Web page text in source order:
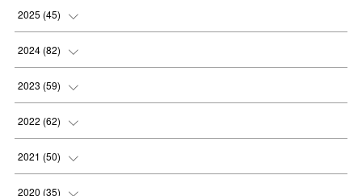
2025 (45)
(8
(8
(8
(8
2024 (82)
(9
(8
(8
(8
2023 (59)
(4
(4
(6
2022 (62)
(3
(5
2021 (50)
(7
2020 (35)